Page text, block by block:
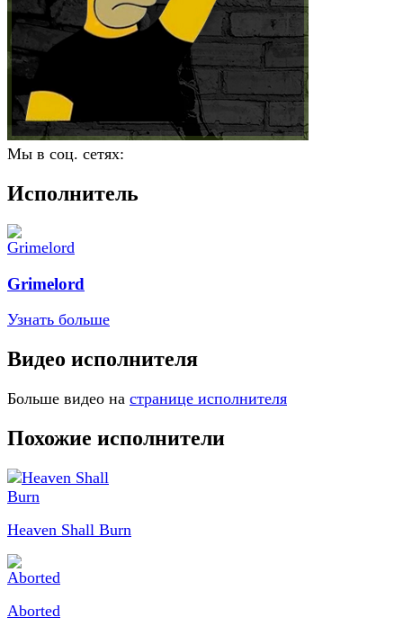
Мы в соц. сетях:
Исполнитель
Grimelord
Узнать больше
Видео исполнителя
Больше видео на странице исполнителя
Похожие исполнители
Heaven Shall Burn
Aborted